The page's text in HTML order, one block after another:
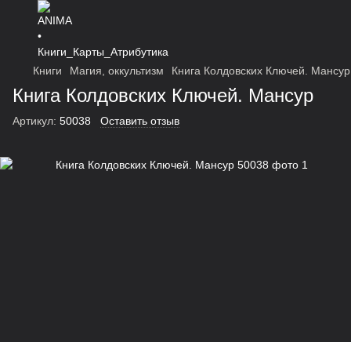
Книги Магия, оккультизм Книга Колдовских Ключей. Мансур
Книга Колдовских Ключей. Мансур
Артикул: 50038 Оставить отзыв